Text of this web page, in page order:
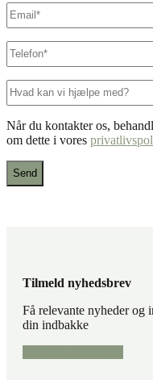
E-
mail*
Telefon*
Hvad
kan
hjælpe
med?
Når du kontakter os,
om dette i vores
Tilmeld nyhedsbrev
Få relevante nyheder og
din indbakke